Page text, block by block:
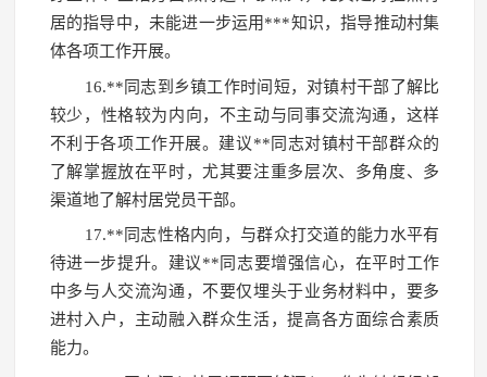
居的指导中，未能进一步运用***知识，指导推动村集
体各项工作开展。
16.**同志到乡镇工作时间短，对镇村干部了解比
较少，性格较为内向，不主动与同事交流沟通，这样
不利于各项工作开展。建议**同志对镇村干部群众的
了解掌握放在平时，尤其要注重多层次、多角度、多
渠道地了解村居党员干部。
17.**同志性格内向，与群众打交道的能力水平有
待进一步提升。建议**同志要增强信心，在平时工作
中多与人交流沟通，不要仅埋头于业务材料中，要多
进村入户，主动融入群众生活，提高各方面综合素质
能力。